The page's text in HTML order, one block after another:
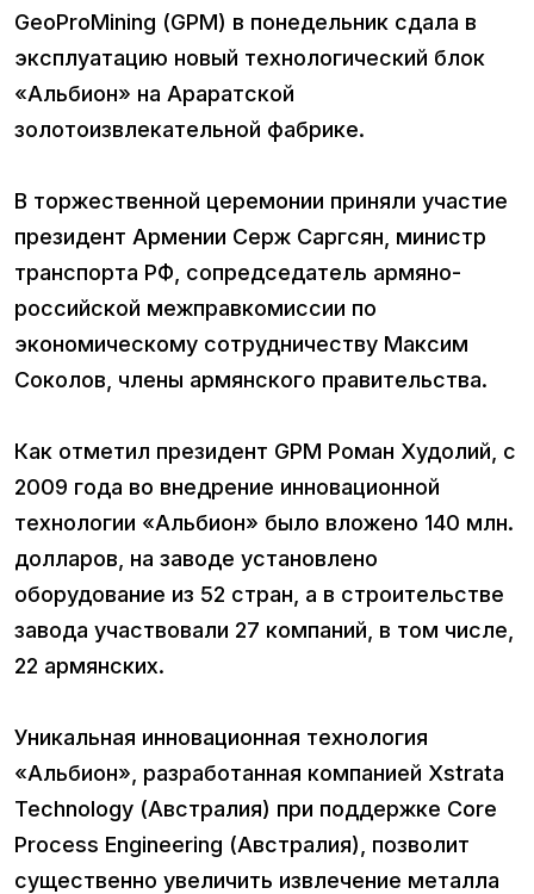
GeoProMining (GPM) в понедельник сдала в
эксплуатацию новый технологический блок
«Альбион» на Араратской
золотоизвлекательной фабрике.
В торжественной церемонии приняли участие
президент Армении Серж Саргсян, министр
транспорта РФ, сопредседатель армяно-
российской межправкомиссии по
экономическому сотрудничеству Максим
Соколов, члены армянского правительства.
Как отметил президент GPM Роман Худолий, с
2009 года во внедрение инновационной
технологии «Альбион» было вложено 140 млн.
долларов, на заводе установлено
оборудование из 52 стран, а в строительстве
завода участвовали 27 компаний, в том числе,
22 армянских.
Уникальная инновационная технология
«Альбион», разработанная компанией Xstrata
Technology (Австралия) при поддержке Core
Process Engineering (Австралия), позволит
существенно увеличить извлечение металла